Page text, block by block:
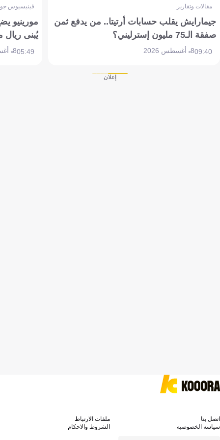
مقالات وتقارير
جيمارايش يقلب حسابات أرتيتا.. من يدفع ثمن
صفقة الـ75 مليون إسترليني؟
09:408 أغسطس 2026
فينيسيوس
مورينيو
يُبنى ريال
05:498 أغسطس 2026
إعلان
اتصل بنا
ملفات الارتباط
سياسة الخصوصية
الشروط والاحكام